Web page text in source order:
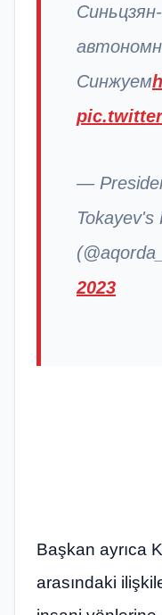
Синжуем
—
Tokayev's
2023
Başkan ayrıca
arasındaki